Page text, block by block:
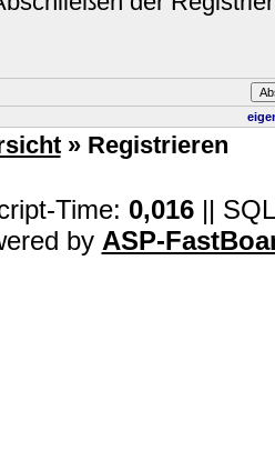
» Registrieren
Time: 0,016||
by ASP-